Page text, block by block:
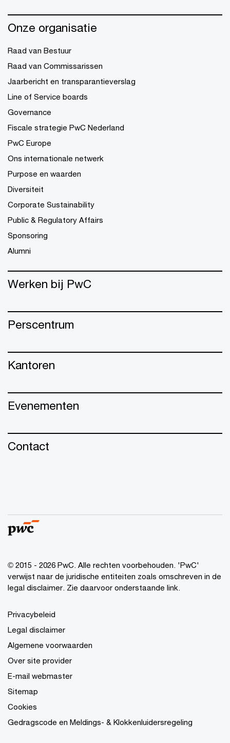
Onze organisatie
Raad van Bestuur
Raad van Commissarissen
Jaarbericht en transparantieverslag
Line of Service boards
Governance
Fiscale strategie PwC Nederland
PwC Europe
Ons internationale netwerk
Purpose en waarden
Diversiteit
Corporate Sustainability
Public & Regulatory Affairs
Sponsoring
Alumni
Werken bij PwC
Perscentrum
Kantoren
Evenementen
Contact
© 2015 - 2026 PwC. Alle rechten voorbehouden. 'PwC'
verwijst naar de juridische entiteiten zoals omschreven in de
legal disclaimer. Zie daarvoor onderstaande link.
Privacybeleid
Legal disclaimer
Algemene voorwaarden
Over site provider
E-mail webmaster
Sitemap
Cookies
Gedragscode en Meldings- & Klokkenluidersregeling